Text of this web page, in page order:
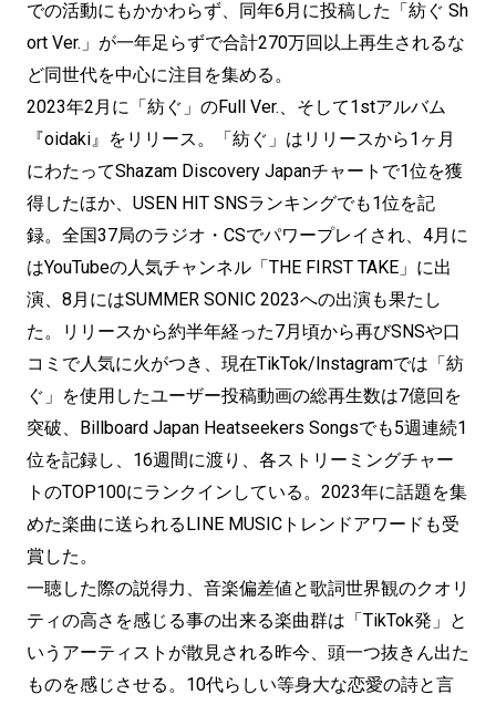
での活動にもかかわらず、同年6月に投稿した「紡ぐ Sh
ort Ver.」が一年足らずで合計270万回以上再生されるな
ど同世代を中心に注目を集める。
2023年2月に「紡ぐ」のFull Ver.、そして1stアルバム
『oidaki』をリリース。「紡ぐ」はリリースから1ヶ月
にわたってShazam Discovery Japanチャートで1位を獲
得したほか、USEN HIT SNSランキングでも1位を記
録。全国37局のラジオ・CSでパワープレイされ、4月に
はYouTubeの人気チャンネル「THE FIRST TAKE」に出
演、8月にはSUMMER SONIC 2023への出演も果たし
た。リリースから約半年経った7月頃から再びSNSや口
コミで人気に火がつき、現在TikTok/Instagramでは「紡
ぐ」を使用したユーザー投稿動画の総再生数は7億回を
突破、Billboard Japan Heatseekers Songsでも5週連続1
位を記録し、16週間に渡り、各ストリーミングチャー
トのTOP100にランクインしている。2023年に話題を集
めた楽曲に送られるLINE MUSICトレンドアワードも受
賞した。
一聴した際の説得力、音楽偏差値と歌詞世界観のクオリ
ティの高さを感じる事の出来る楽曲群は「TikTok発」と
いうアーティストが散見される昨今、頭一つ抜きん出た
ものを感じさせる。10代らしい等身大な恋愛の詩と言